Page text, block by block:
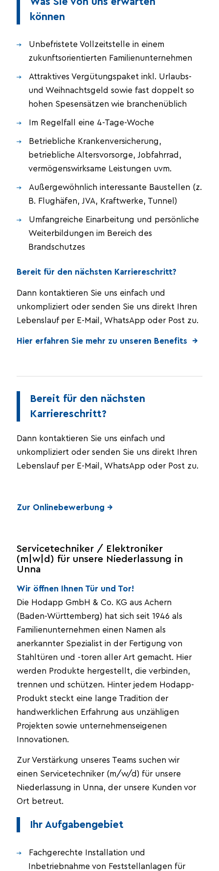
können
Unbefristete Vollzeitstelle in einem
zukunftsorientierten Familienunternehmen
Attraktives Vergütungspaket inkl. Urlaubs-
und Weihnachtsgeld sowie fast doppelt so
hohen Spesensätzen wie branchenüblich
Im Regelfall eine 4-Tage-Woche
Betriebliche Krankenversicherung,
betriebliche Altersvorsorge, Jobfahrrad,
vermögenswirksame Leistungen uvm.
Außergewöhnlich interessante Baustellen (z.
B. Flughäfen, JVA, Kraftwerke, Tunnel)
Umfangreiche Einarbeitung und persönliche
Weiterbildungen im Bereich des
Brandschutzes
Bereit für den nächsten Karriereschritt?
Dann kontaktieren Sie uns einfach und
unkompliziert oder senden Sie uns direkt Ihren
Lebenslauf per E-Mail, WhatsApp oder Post zu.
Hier erfahren Sie mehr zu unseren Benefits →
Bereit für den nächsten
Karriereschritt?
Dann kontaktieren Sie uns einfach und
unkompliziert oder senden Sie uns direkt Ihren
Lebenslauf per E-Mail, WhatsApp oder Post zu.
Zur Onlinebewerbung →
Servicetechniker / Elektroniker
(m|w|d) für unsere Niederlassung in
Unna
Wir öffnen Ihnen Tür und Tor!
Die Hodapp GmbH & Co. KG aus Achern
(Baden-Württemberg) hat sich seit 1946 als
Familienunternehmen einen Namen als
anerkannter Spezialist in der Fertigung von
Stahltüren und -toren aller Art gemacht. Hier
werden Produkte hergestellt, die verbinden,
trennen und schützen. Hinter jedem Hodapp-
Produkt steckt eine lange Tradition der
handwerklichen Erfahrung aus unzähligen
Projekten sowie unternehmenseigenen
Innovationen.
Zur Verstärkung unseres Teams suchen wir
einen Servicetechniker (m/w/d) für unsere
Niederlassung in Unna, der unsere Kunden vor
Ort betreut.
Ihr Aufgabengebiet
Fachgerechte Installation und
Inbetriebnahme von Feststellanlagen für